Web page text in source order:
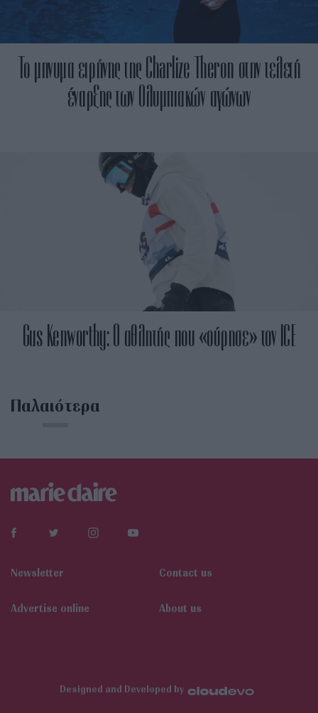
Το μηνυμα ειρήνης της Charlize Theron στην τελετή
έναρξης των Ολυμπιακών αγώνων
Gus Kenworthy: O αθλητής που «ούρησε» τον ICE
Παλαιότερα
Newsletter Contact us
Αdvertise online About us
Designed and Developed by